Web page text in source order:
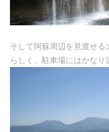
そして阿蘇周辺を見渡せ
らしく、駐車場にはかなり